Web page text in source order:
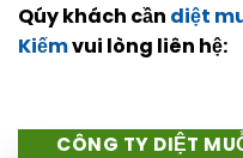
Qúy khách cần diệt
Kiếmvui lòng liên hệ:
CÔNG TY DIỆT